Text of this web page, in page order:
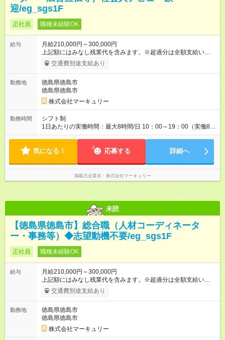
迎/eg_sgs1F
正社員 職種未経験OK
給与
月給210,000円～300,000円
上記額にはみなし残業代を含みます。※超過分は全額支給いたし
ます。 みなし残業代 14,543円 以上／月 みなし残業時間 10時間
／月 ※能力やスキルを考慮の上、当社規程により決定します。
ます。超過分は全額支給します。 ＜1人ひとりの成長・頑張りを
評価＞ 毎年半期ごとに 評価制度を実施しています。 ビジネスマ
ナーやコンプライアンスなどの 項目ごとに目標を設定。 多くの
社員が目標を達成した上で、 ベースアップも叶えています。 1
人ひとりの成長や頑張りに対しても しっかり還元をしていく制
度が確立しています！ （※2022年度実績／平均昇給額：5000
態、給与は本採用時と同じです。
交通費別途支給あり
勤務地
徳島県徳島市
徳島県徳島市
株式会社マーキュリー
勤務時間
シフト制
1日あたりの実働時間：最大8時間/日 10：00～19：00（実働8時
間／休憩1時間） ※勤務地により、異なる場合あり ＼残業は月平
おり、より働きやすい環境になるよう「働き方改革」を推進中
していきたい方、ぜひご応募ください♪
気になる！ 応募する 詳細へ
掲載元企業名 株式会社マーキュリー
未読
【徳島県徳島市】総合職（人材コーディネータ
ー・事務等）◆志望動機不要/eg_sgs1F
正社員 職種未経験OK
給与
月給210,000円～300,000円
上記額にはみなし残業代を含みます。※超過分は全額支給いたし
ます。 みなし残業代 14,543円 以上／月 みなし残業時間 10時間
／月 ※能力やスキルを考慮の上、当社規程により決定します。
ます。超過分は全額支給します。 ＜1人ひとりの成長・頑張りを
評価＞ 毎年半期ごとに 評価制度を実施しています。 ビジネスマ
ナーやコンプライアンスなどの 項目ごとに目標を設定。 多くの
社員が目標を達成した上で、 ベースアップも叶えています。 1
交通費別途支給あり
勤務地
徳島県徳島市
徳島県徳島市
株式会社マーキュリー